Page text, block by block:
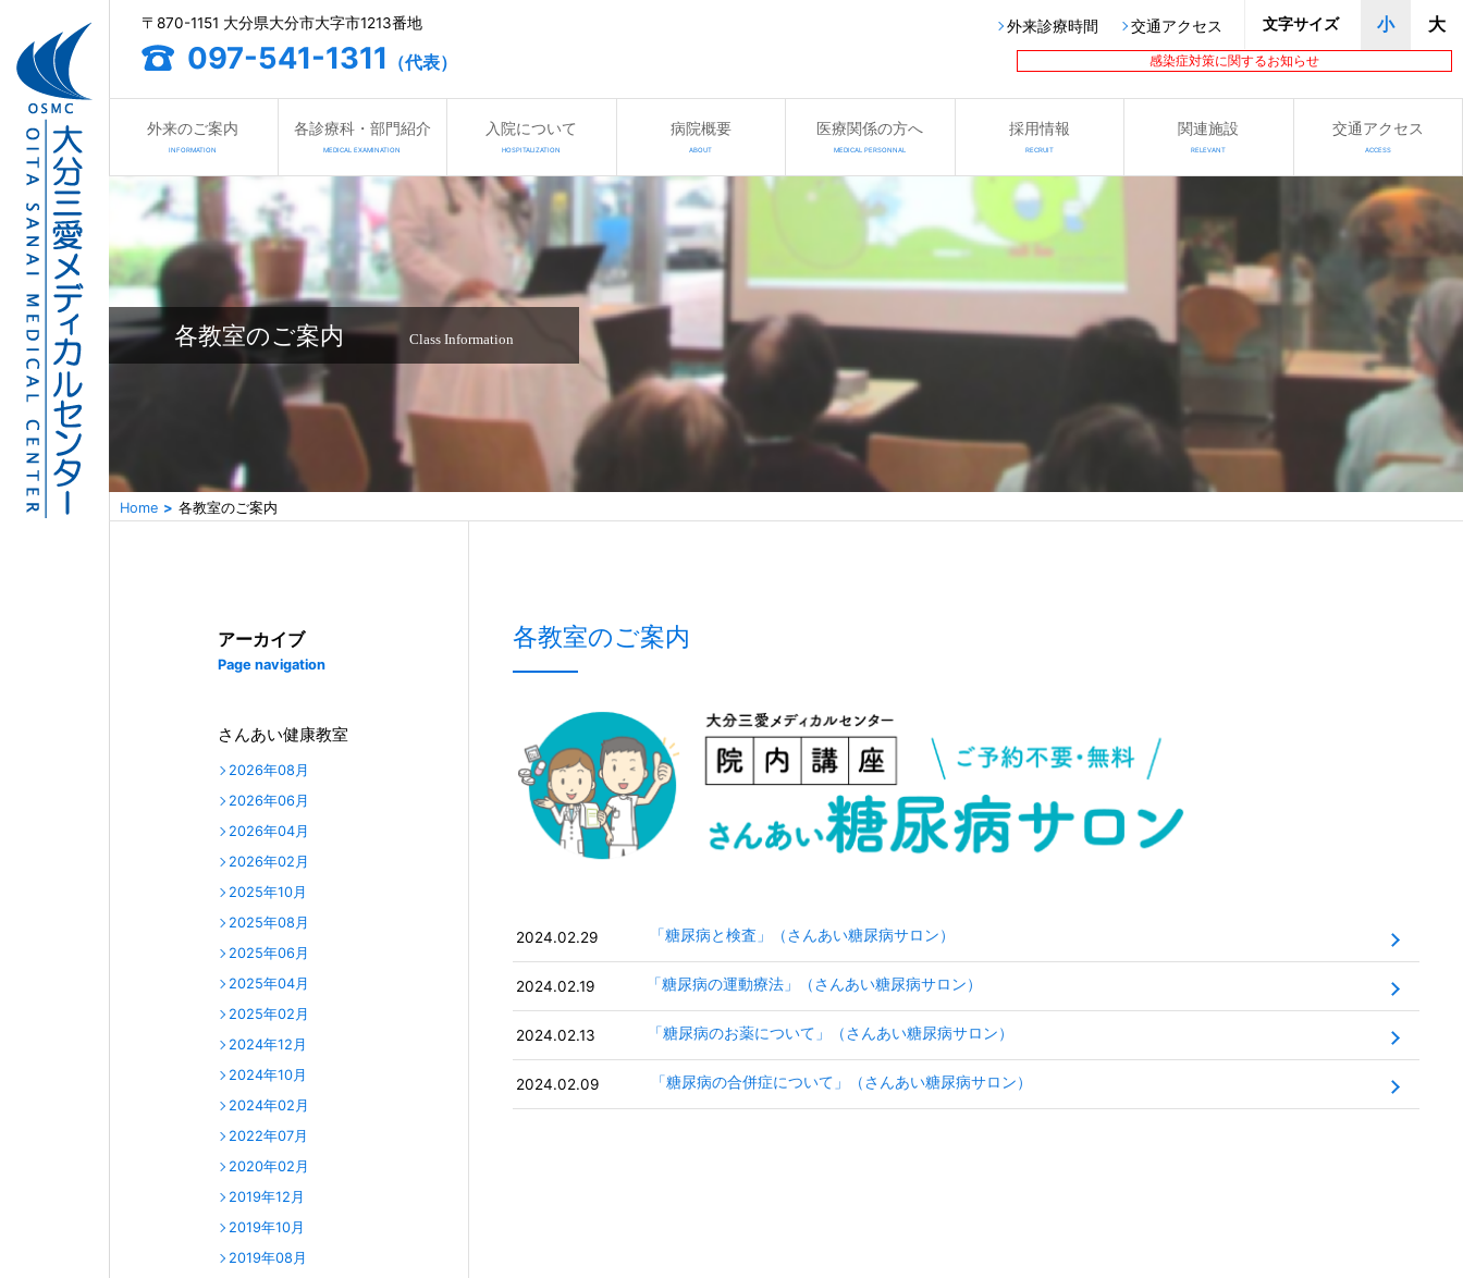
感染症対策に関するお知らせ
〒870-1151 大分県大分市大字市1213番地
097-541-1311 （代表）
外来診療時間 交通アクセス 文字サイズ 小 大
外来のご案内
INFORMATION
各診療科・部門紹介
MEDICAL EXAMINATION
入院について
HOSPITALIZATION
病院概要
ABOUT
医療関係の方へ
MEDICAL PERSONNAL
採用情報
RECRUIT
関連施設
RELEVANT
交通アクセス
ACCESS
各教室のご案内 Class Information
Home 各教室のご案内
アーカイブ
Page navigation
さんあい健康教室
2026年08月
2026年06月
2026年04月
2026年02月
2025年10月
2025年08月
2025年06月
2025年04月
2025年02月
2024年12月
2024年10月
2024年02月
2022年07月
2020年02月
2019年12月
2019年10月
2019年08月
各教室のご案内
2024.02.29 「糖尿病と検査」（さんあい糖尿病サロン）
2024.02.19 「糖尿病の運動療法」（さんあい糖尿病サロン）
2024.02.13 「糖尿病のお薬について」（さんあい糖尿病サロン）
2024.02.09 「糖尿病の合併症について」（さんあい糖尿病サロン）